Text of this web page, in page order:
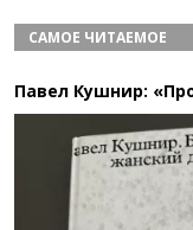
САМОЕ ЧИТАЕМОЕ
Павел Кушнир: